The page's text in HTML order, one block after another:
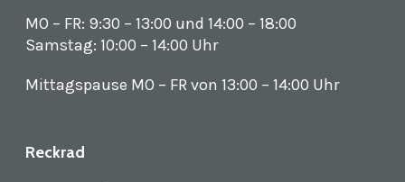
MO – FR: 9:30 – 13:00 und 14:00 – 18:00
Samstag: 10:00 – 14:00 Uhr
Mittagspause MO – FR von 13:00 – 14:00 Uhr
Reckrad